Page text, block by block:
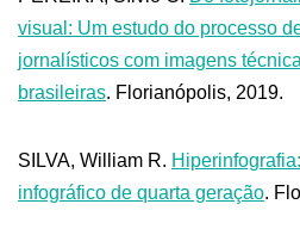
visual: Um estudo do processo
jornalísticos com imagens
brasileiras. Florianópolis, 2019.
SILVA, William R.
infográfico de quarta geração.